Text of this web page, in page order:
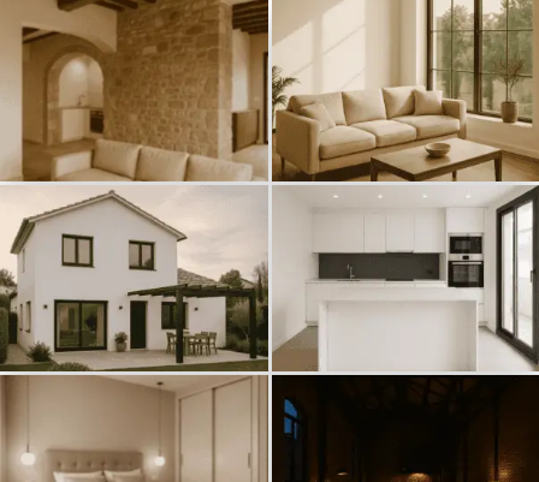
¿Tu hogar necesita una reforma en
Terrassa? Descubre cómo podemos
convertir tu vivienda en el espacio que
siempre soñaste. Calidad, confianza y
resultados impecables, sin preocupaciones.
¿Tu hogar necesita una reforma en
Terrassa? Descubre cómo podemos
convertir tu vivienda en el espacio que
siempre soñaste. Calidad, confianza y
resultados impecables, sin preocupaciones.
¿Tu hogar necesita una reforma en
Terrassa? Descubre cómo podemos
convertir tu vivienda en el espacio que
siempre soñaste. Calidad, confianza y
resultados impecables, sin preocupaciones.
¿Tu hogar necesita una reforma en
Terrassa? Descubre cómo podemos
convertir tu vivienda en el espacio que
siempre soñaste. Calidad, confianza y
resultados impecables, sin preocupaciones.
convertir tu vivienda en el espacio que
convertir tu vivienda en el espacio que